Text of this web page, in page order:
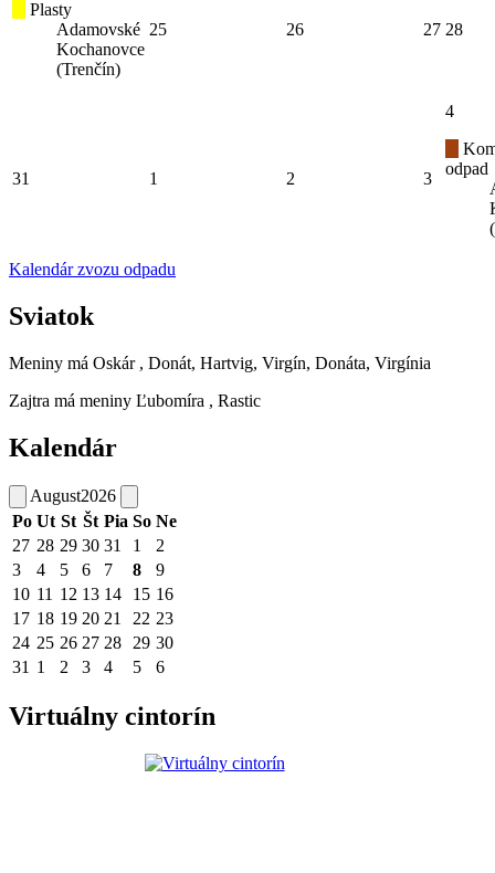
Plasty
Adamovské
Kochanovce
(Trenčín)
25 26 27 28
31 1 2 3
4
odpad
Kalendár zvozu odpadu
Sviatok
Meniny má Oskár , Donát, Hartvig, Virgín, Donáta, Virgínia
Zajtra má meniny Ľubomíra , Rastic
Kalendár
August2026
Po Ut St Št Pia So Ne
27 28 29 30 31 1
2
3
4 5 6 7 8
9
10 11 12 13 14 15 16
17 18 19 20 21 22 23
24 25 26 27 28 29 30
31 1 2 3 4 5 6
Virtuálny cintorín